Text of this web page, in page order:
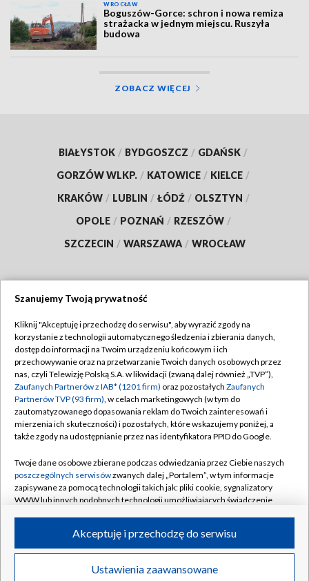
WROCŁAW
Boguszów-Gorce: schron i nowa remiza
strażacka w jednym miejscu. Ruszyła
budowa
ZOBACZ WIĘCEJ
BIAŁYSTOK / BYDGOSZCZ / GDAŃSK /
GORZÓW WLKP. / KATOWICE / KIELCE /
KRAKÓW / LUBLIN / ŁÓDŹ / OLSZTYN /
OPOLE / POZNAŃ / RZESZÓW /
SZCZECIN / WARSZAWA / WROCŁAW
TVP
Abonament TVP
Emisja w TVP
Centrum informacji TVP
Naziemna Telewizja Cyfrowa
Rada Programowa
System NOS
Informacje o nadawcy
Program dla prasy
Regulamin TVP
Polityka prywatności
Moje zgody
Pomoc
Kontakt
Kanały
©2026 Telewizja Polska S.A. w likwidacji
Szanujemy Twoją prywatność
Kliknij "Akceptuję i przechodzę do serwisu", aby wyrazić zgody na
korzystanie z technologii automatycznego śledzenia i zbierania danych,
dostęp do informacji na Twoim urządzeniu końcowym i ich
przechowywanie oraz na przetwarzanie Twoich danych osobowych przez
nas, czyli Telewizję Polską S.A. w likwidacji (zwaną dalej również „TVP”),
Zaufanych Partnerów z IAB* (1201 firm) oraz pozostałych Zaufanych
Partnerów TVP (93 firm), w celach marketingowych (w tym do
zautomatyzowanego dopasowania reklam do Twoich zainteresowań i
mierzenia ich skuteczności) i pozostałych, które wskazujemy poniżej, a
także zgody na udostępnianie przez nas identyfikatora PPID do Google.
Twoje dane osobowe zbierane podczas odwiedzania przez Ciebie naszych
poszczególnych serwisówzwanych dalej „Portalem”, w tym informacje
zapisywane za pomocą technologii takich jak: pliki cookie, sygnalizatory
WWW lub innych podobnych technologii umożliwiających świadczenie
ruchu w Internecie.
Twoje dane osobowe zbierane podczas odwiedzania przez Ciebie
poszczególnych serwisówna Portalu, takie jak adresy IP, identyfikatory
Ustawienia zaawansowane
Akceptuję i przechodzę do serwisu